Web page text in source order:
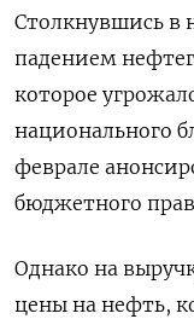
Столкнувшись в
падением
которое
национального
феврале
бюджетного
Однако на
цены на нефть,